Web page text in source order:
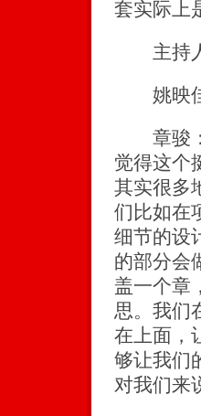
套实际上
主持人
姚映佳
章骏：
觉得这个
其实很多
们比如在
细节的设
的部分会
盖一个章
思。我们
在上面，
够让我们
对我们来